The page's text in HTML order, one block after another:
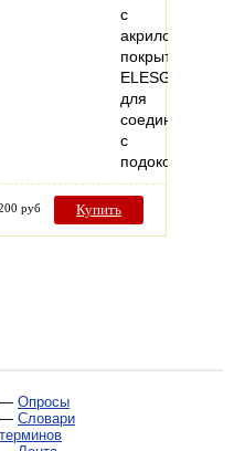
с
акриловым
покрытием
ELESGO,
для
соединения
с
подоконной…
руб Купить
— Опросы
— Словари
терминов